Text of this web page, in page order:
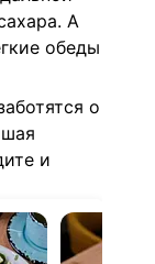
А
обеды
о
и